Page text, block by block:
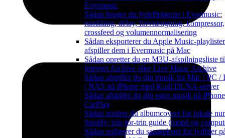
Evermusic
Sådan bruger du lydeffekterne i Evermusic:
rumklang, delay, forvrængning, kompressor,
crossfeed og volumennormalisering
Sådan eksporterer du Apple Music-
afspiller dem i Evermusic på Mac
Sådan opretter du en M3U-afspilningsliste
Internet Archive eller Live Music Archive
Sådan afspiller du din musik fra Mac / PC /
/ NAS på iPhone med Kodi DLNA-server
Sådan afspiller du din egen musik på
CarPlay
Sådan ændrer du albumcovers for lokale
Spotify: trin-for-trin guide (mobil og
Sådan redigerer du sangtekster for lydfiler